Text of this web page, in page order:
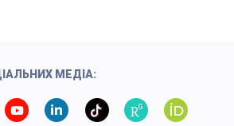
МЕДІА: